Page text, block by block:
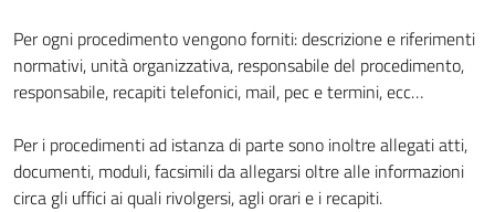
Per ogni procedimento vengono forniti: descrizione e riferimenti
normativi, unità organizzativa, responsabile del procedimento,
responsabile, recapiti telefonici, mail, pec e termini, ecc…
Per i procedimenti ad istanza di parte sono inoltre allegati atti,
documenti, moduli, facsimili da allegarsi oltre alle informazioni
circa gli uffici ai quali rivolgersi, agli orari e i recapiti.